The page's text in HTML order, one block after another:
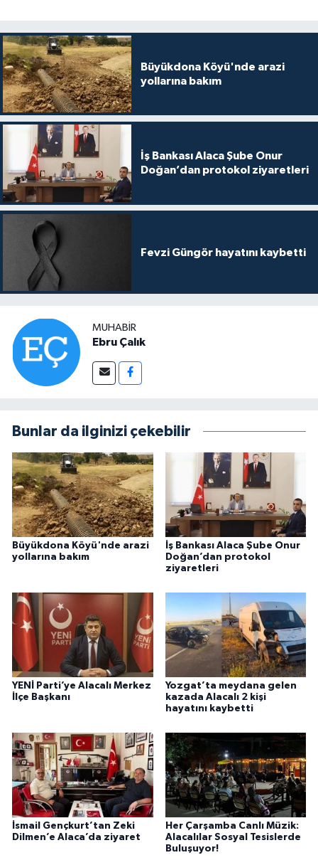
Büyükdona Köyü'nde arazi
yollarına bakım
İş Bankası Alaca Şube Onur
Doğan’dan protokol ziyaretleri
Fevzi Güngör hayatını kaybetti
MUHABIR
Ebru Çalık
Bunlar da ilginizi çekebilir
Büyükdona Köyü'nde arazi
yollarına bakım
İş Bankası Alaca Şube Onur
Doğan’dan protokol
ziyaretleri
YENİ Parti’ye Alacalı Merkez
İlçe Başkanı
Yozgat’ta meydana gelen
kazada Alacalı 2 kişi
hayatını kaybetti
İsmail Gençkurt’tan Zeki
Dilmen’e Alaca’da ziyaret
Her Çarşamba Canlı Müzik:
Alacalılar Sosyal Tesislerde
Buluşuyor!